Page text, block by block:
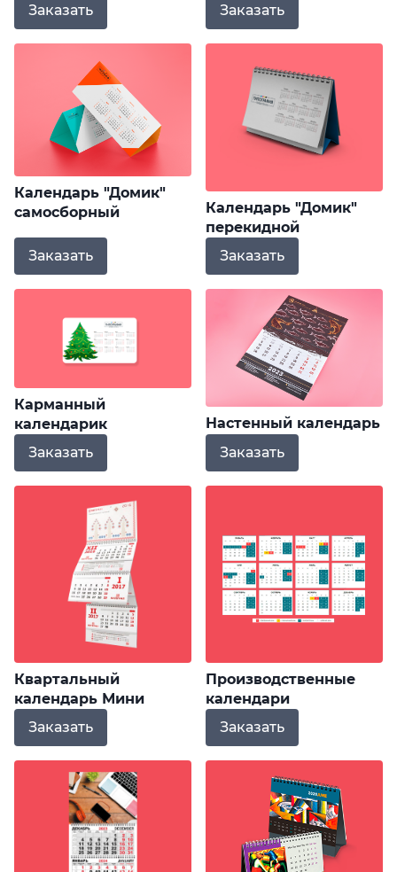
Заказать
Заказать
Календарь "Домик"
самосборный
Заказать
Календарь "Домик"
перекидной
Заказать
Карманный
календарик
Заказать
Настенный календарь
Заказать
Квартальный
календарь Мини
Заказать
Производственные
календари
Заказать